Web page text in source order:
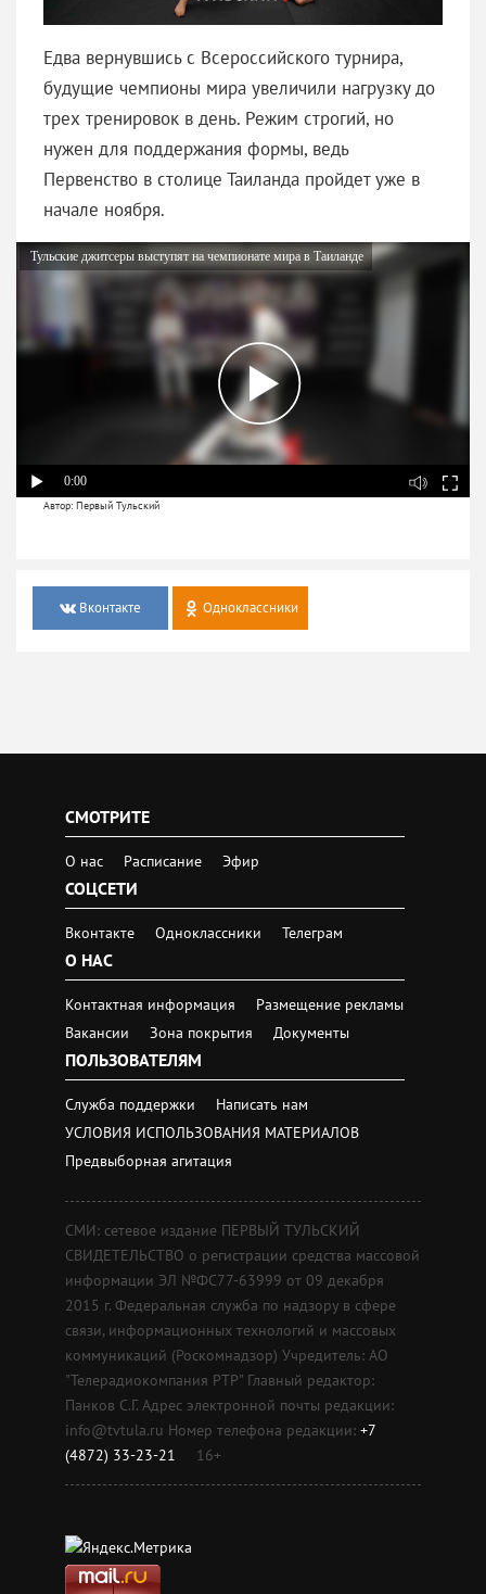
Едва вернувшись с Всероссийского турнира,
будущие чемпионы мира увеличили нагрузку до
трех тренировок в день. Режим строгий, но
нужен для поддержания формы, ведь
Первенство в столице Таиланда пройдет уже в
начале ноября.
Тульские джитсеры выступят на чемпионате мира в Таиланде
0:00
Автор: Первый Тульский
Вконтакте Одноклассники
СМОТРИТЕ
О нас Расписание Эфир
СОЦСЕТИ
Вконтакте Одноклассники Телеграм
О НАС
Контактная информация
Размещение рекламы
Вакансии
Зона покрытия Документы
ПОЛЬЗОВАТЕЛЯМ
Служба поддержки
Написать нам
УСЛОВИЯ ИСПОЛЬЗОВАНИЯ МАТЕРИАЛОВ
Предвыборная агитация
СМИ: сетевое издание ПЕРВЫЙ ТУЛЬСКИЙ
СВИДЕТЕЛЬСТВО о регистрации средства массовой
информации ЭЛ №ФС77-63999 от 09 декабря
2015 г. Федеральная служба по надзору в сфере
связи, информационных технологий и массовых
коммуникаций (Роскомнадзор) Учредитель: АО
"Телерадиокомпания РТР" Главный редактор:
Панков С.Г. Адрес электронной почты редакции:
info@tvtula.ru Номер телефона редакции: +7
(4872) 33-23-21
16+